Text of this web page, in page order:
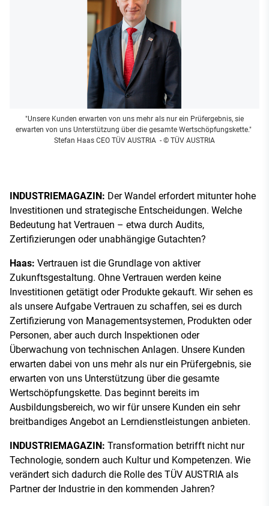
"Unsere Kunden erwarten von uns mehr als nur ein Prüfergebnis, sie
erwarten von uns Unterstützung über die gesamte Wertschöpfungskette."
Stefan Haas CEO TÜV AUSTRIA - © TÜV AUSTRIA
INDUSTRIEMAGAZIN: Der Wandel erfordert mitunter hohe
Investitionen und strategische Entscheidungen. Welche
Bedeutung hat Vertrauen – etwa durch Audits,
Zertifizierungen oder unabhängige Gutachten?
Haas: Vertrauen ist die Grundlage von aktiver
Zukunftsgestaltung. Ohne Vertrauen werden keine
Investitionen getätigt oder Produkte gekauft. Wir sehen es
als unsere Aufgabe Vertrauen zu schaffen, sei es durch
Zertifizierung von Managementsystemen, Produkten oder
Personen, aber auch durch Inspektionen oder
Überwachung von technischen Anlagen. Unsere Kunden
erwarten dabei von uns mehr als nur ein Prüfergebnis, sie
erwarten von uns Unterstützung über die gesamte
Wertschöpfungskette. Das beginnt bereits im
Ausbildungsbereich, wo wir für unsere Kunden ein sehr
breitbandiges Angebot an Lerndienstleistungen anbieten.
INDUSTRIEMAGAZIN: Transformation betrifft nicht nur
Technologie, sondern auch Kultur und Kompetenzen. Wie
verändert sich dadurch die Rolle des TÜV AUSTRIA als
Partner der Industrie in den kommenden Jahren?